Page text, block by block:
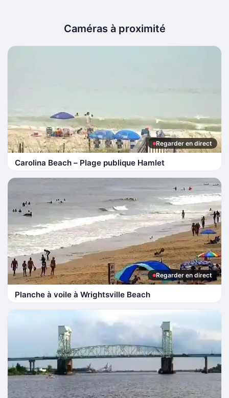
Caméras à proximité
Regarder en direct
Carolina Beach – Plage publique Hamlet
Regarder en direct
Planche à voile à Wrightsville Beach